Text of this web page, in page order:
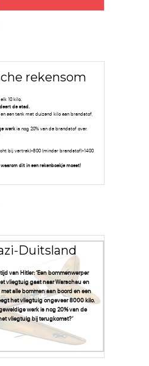
rekensom
10 kilo.
de stad.
een tank met duizend kilo aan brandstof,
werk is nog 20% van de brandstof over.
bij vertrek)-800 (minder brandstof)-1400
dit in een rekenboekje moest!
Duitsland
van Hitler: ‘Een bommenwerper
vliegtuig gaat naar Warschau en
alle bommen aan boord en een
het vliegtuig ongeveer 8000 kilo.
werk is nog 20% van de
vliegtuig bij terugkomst?’